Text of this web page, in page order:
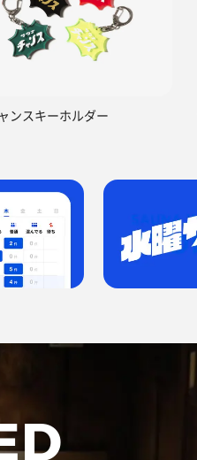
ンスキーホルダー